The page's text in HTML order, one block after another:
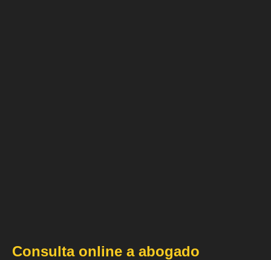
Consulta online a abogado